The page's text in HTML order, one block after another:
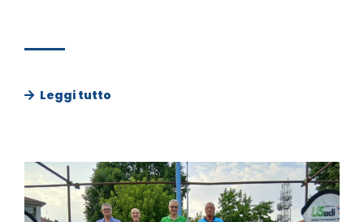
Leggi tutto